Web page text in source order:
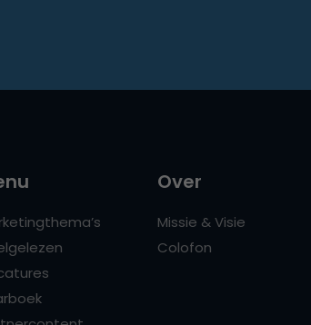
Over
Missie & Visie
Colofon